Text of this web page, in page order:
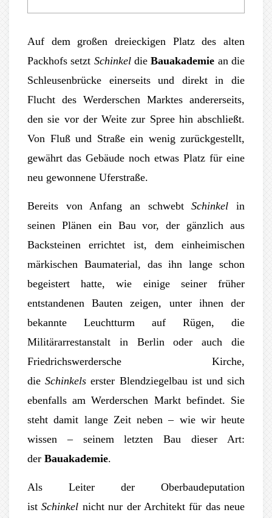
Auf dem großen dreieckigen Platz des alten
Packhofs setzt SchinkeldieBauakademie an die
Schleusenbrücke einerseits und direkt in die
Flucht des Werderschen Marktes andererseits,
den sie vor der Weite zur Spree hin abschließt.
Von Fluß und Straße ein wenig zurückgestellt,
gewährt das Gebäude noch etwas Platz für eine
neu gewonnene Uferstraße.
Bereits von Anfang an schwebtSchinkel in
seinen Plänen ein Bau vor, der gänzlich aus
Backsteinen errichtet ist, dem einheimischen
märkischen Baumaterial, das ihn lange schon
begeistert hatte, wie einige seiner früher
entstandenen Bauten zeigen, unter ihnen der
bekannte Leuchtturm auf Rügen, die
Militärarrestanstalt in Berlin oder auch die
Friedrichswerdersche Kirche,
dieSchinkelserster Blendziegelbau ist und sich
ebenfalls am Werderschen Markt befindet. Sie
steht damit lange Zeit neben – wie wir heute
wissen – seinem letzten Bau dieser Art:
der Bauakademie.
Als Leiter der Oberbaudeputation
istSchinkel nicht nur der Architekt für das neue